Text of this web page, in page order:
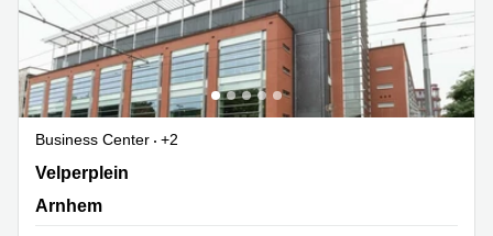
Business Center
+2
Velperplein 23 - 25, Arnhem
Velperplein
Arnhem